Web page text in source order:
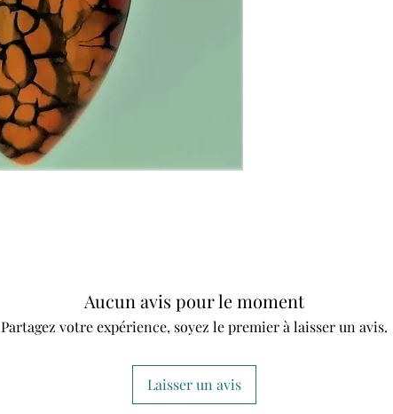
Aucun avis pour le moment
Partagez votre expérience, soyez le premier à laisser un avis.
Laisser un avis